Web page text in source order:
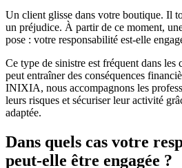
Un client glisse dans votre boutique. Il
un préjudice. À partir de ce moment,
pose : votre responsabilité est-elle
Ce type de sinistre est fréquent dans les
peut entraîner des conséquences
INIXIA, nous accompagnons les
leurs risques et sécuriser leur activité
adaptée.
Dans quels cas votre
peut-elle être engagée ?